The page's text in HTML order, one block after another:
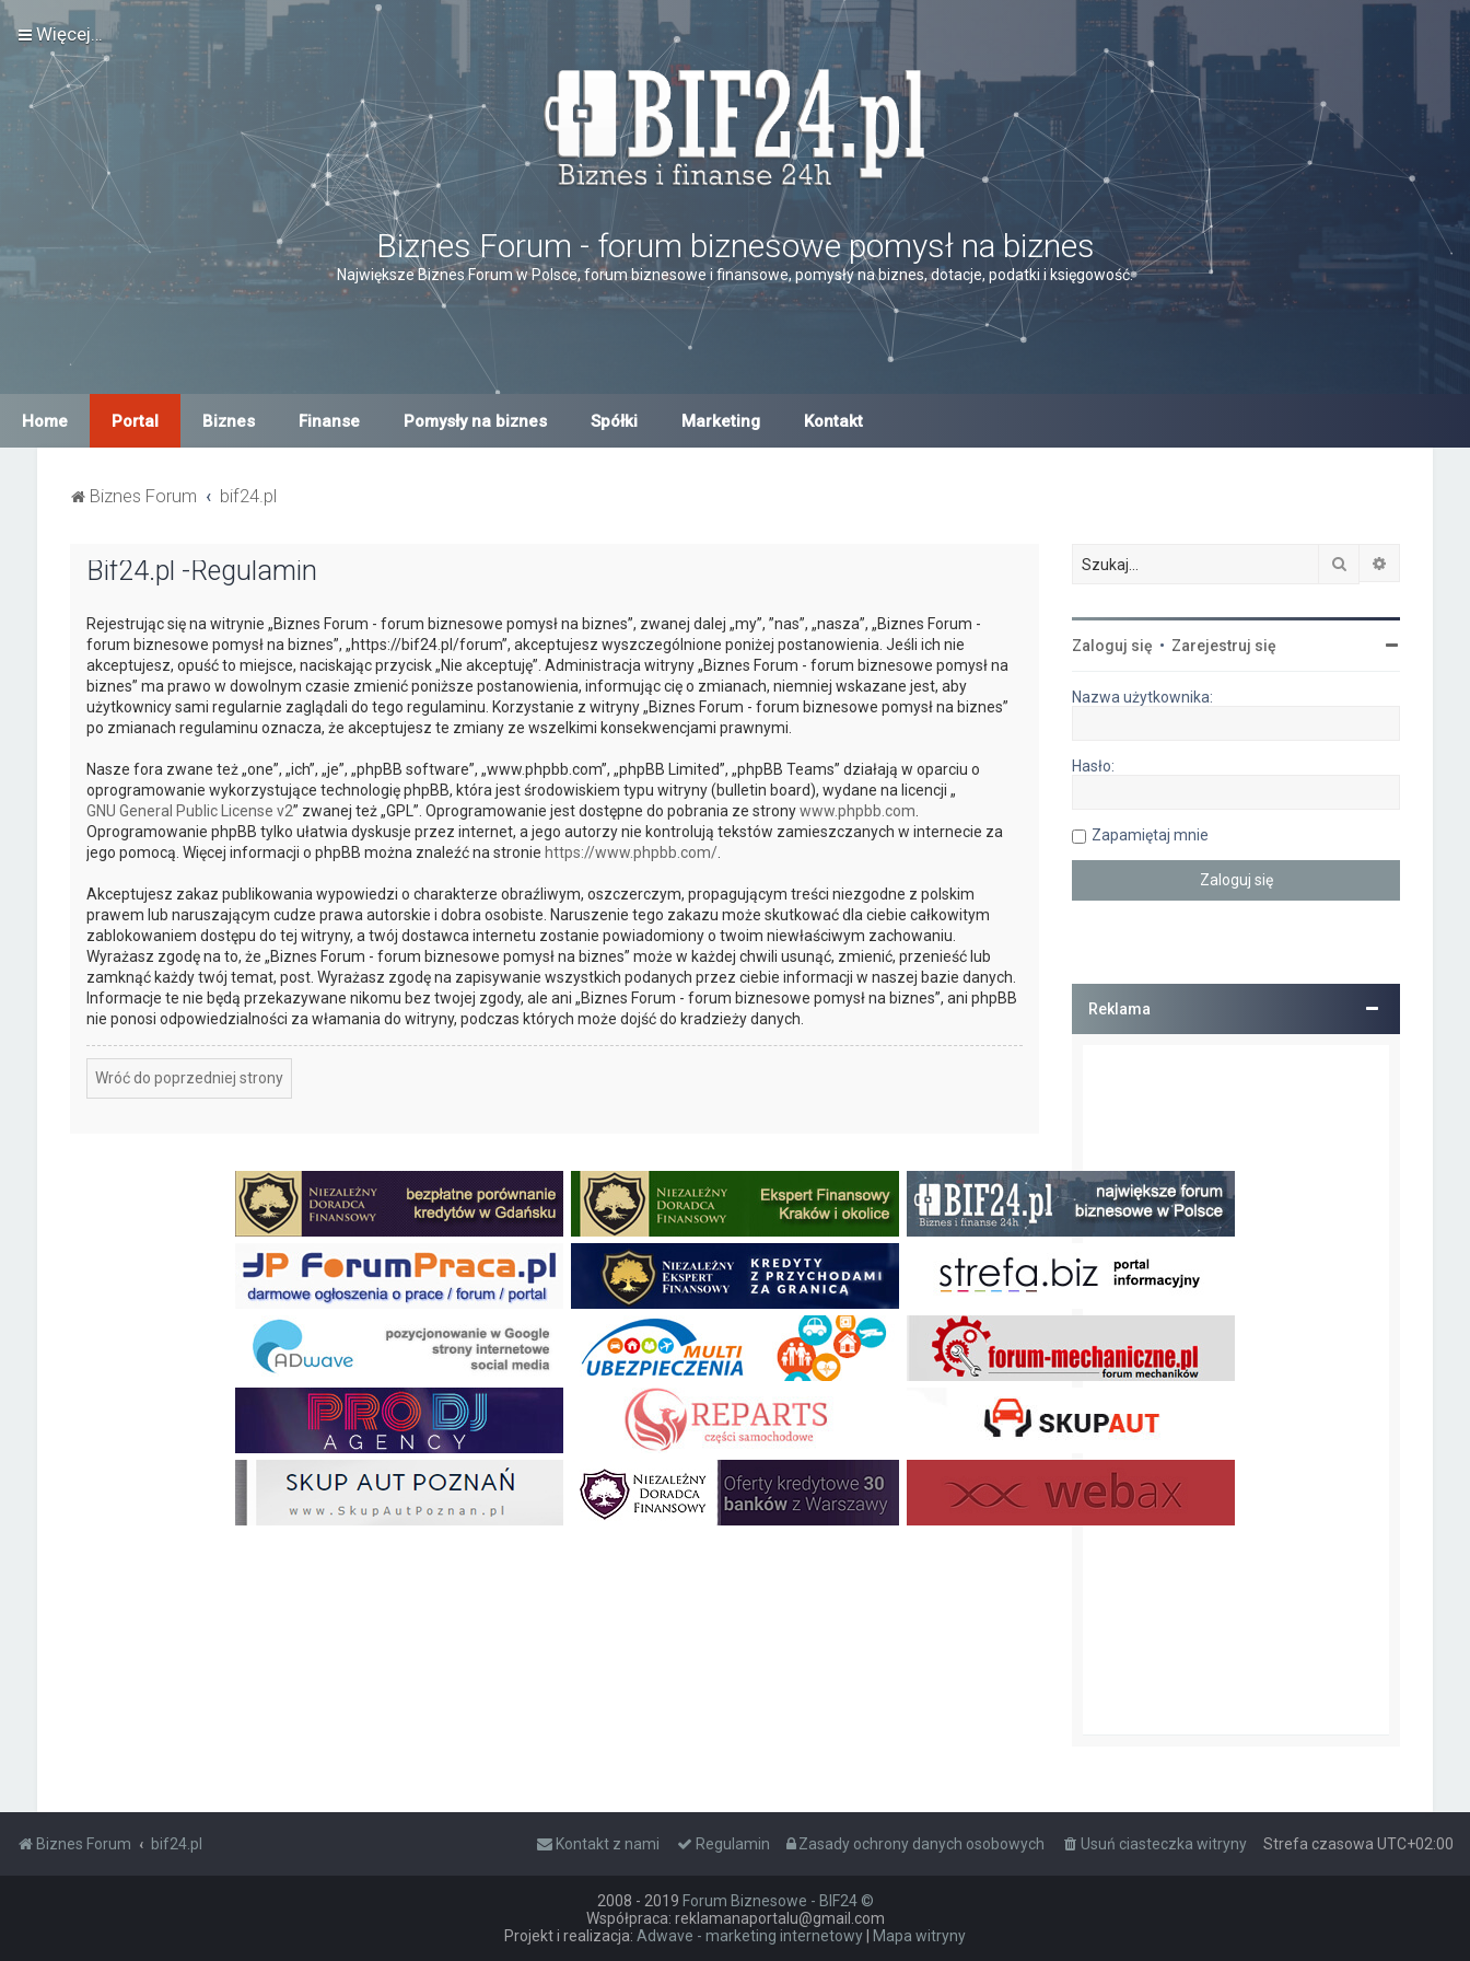
Więcej…
Biznes Forum - forum biznesowe pomysł na biznes
Największe Biznes Forum w Polsce, forum biznesowe i finansowe, pomysły na biznes, dotacje, podatki i księgowość.
Home Portal Biznes Finanse Pomysły na biznes Spółki Marketing Kontakt
Biznes Forum bif24.pl
Bif24.pl -Regulamin
Rejestrując się na witrynie „Biznes Forum - forum biznesowe pomysł na biznes”, zwanej dalej „my”, ”nas”, „nasza”, „Biznes Forum -
forum biznesowe pomysł na biznes”, „https://bif24.pl/forum”, akceptujesz wyszczególnione poniżej postanowienia. Jeśli ich nie
akceptujesz, opuść to miejsce, naciskając przycisk „Nie akceptuję”. Administracja witryny „Biznes Forum - forum biznesowe pomysł na
biznes” ma prawo w dowolnym czasie zmienić poniższe postanowienia, informując cię o zmianach, niemniej wskazane jest, aby
użytkownicy sami regularnie zaglądali do tego regulaminu. Korzystanie z witryny „Biznes Forum - forum biznesowe pomysł na biznes”
po zmianach regulaminu oznacza, że akceptujesz te zmiany ze wszelkimi konsekwencjami prawnymi.
Nasze fora zwane też „one”, „ich”, „je”, „phpBB software”, „www.phpbb.com”, „phpBB Limited”, „phpBB Teams” działają w oparciu o
oprogramowanie wykorzystujące technologię phpBB, która jest środowiskiem typu witryny (bulletin board), wydane na licencji „
GNU General Public License v2” zwanej też „GPL”. Oprogramowanie jest dostępne do pobrania ze stronywww.phpbb.com
Oprogramowanie phpBB tylko ułatwia dyskusje przez internet, a jego autorzy nie kontrolują tekstów zamieszczanych w internecie za
jego pomocą. Więcej informacji o phpBB można znaleźć na stronie https://www.phpbb.com/.
Akceptujesz zakaz publikowania wypowiedzi o charakterze obraźliwym, oszczerczym, propagującym treści niezgodne z polskim
prawem lub naruszającym cudze prawa autorskie i dobra osobiste. Naruszenie tego zakazu może skutkować dla ciebie całkowitym
zablokowaniem dostępu do tej witryny, a twój dostawca internetu zostanie powiadomiony o twoim niewłaściwym zachowaniu.
Wyrażasz zgodę na to, że „Biznes Forum - forum biznesowe pomysł na biznes” może w każdej chwili usunąć, zmienić, przenieść lub
zamknąć każdy twój temat, post. Wyrażasz zgodę na zapisywanie wszystkich podanych przez ciebie informacji w naszej bazie danych.
Informacje te nie będą przekazywane nikomu bez twojej zgody, ale ani „Biznes Forum - forum biznesowe pomysł na biznes”, ani phpBB
nie ponosi odpowiedzialności za włamania do witryny, podczas których może dojść do kradzieży danych.
Wróć do poprzedniej strony
Szukaj
Zaloguj się • Zarejestruj się
Nazwa użytkownika:
Hasło:
Zapamiętaj mnie
Reklama
Biznes Forum bif24.pl Strefa czasowa UTC+02:00
Usuń ciasteczka witryny
Zasady ochrony danych osobowych
Regulamin
Kontakt z nami
2008 - 2019 Forum Biznesowe - BIF24 ©
Współpraca: reklamanaportalu@gmail.com
Projekt i realizacja: Adwave - marketing internetowy Mapa witryny